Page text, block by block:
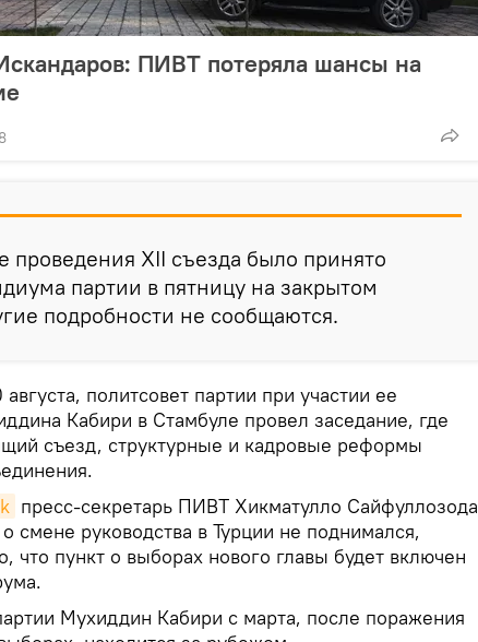
ПИВТ потеряла шансы на
проведения XII съезда было принято
партии в пятницу на закрытом
подробности не сообщаются.
политсовет партии при участии ее
Кабири в Стамбуле провел заседание, где
съезд, структурные и кадровые реформы
пресс-секретарь ПИВТ Хикматулло Сайфуллозода
смене руководства в Турции не поднимался,
что пункт о выборах нового главы будет включен
Мухиддин Кабири с марта, после поражения